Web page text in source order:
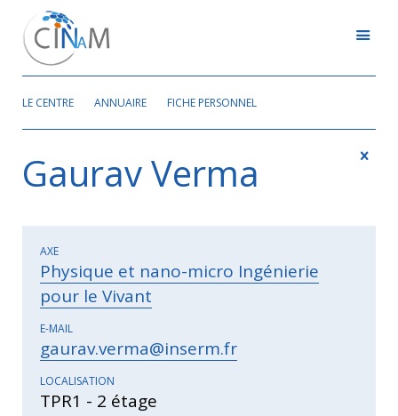
LE CENTRE ANNUAIRE FICHE PERSONNEL
Gaurav Verma
AXE
Physique et nano-micro Ingénierie
pour le Vivant
E-MAIL
gaurav.verma@inserm.fr
LOCALISATION
TPR1 - 2 étage